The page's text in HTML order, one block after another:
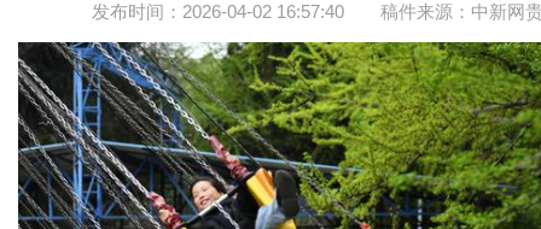
发布时间：2026-04-02 16:57:40 稿件来源：中新网